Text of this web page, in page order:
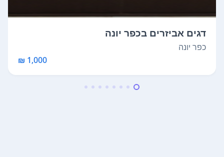
דגים אביזרים בכפר יונה
כפר יונה
1,000 ₪